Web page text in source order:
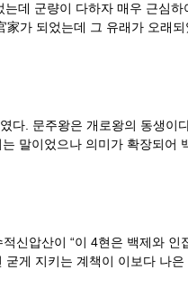
데 군량이 다하자 매우 근심
가 되었는데 그 유래가 오래
. 문주왕은 개로왕의 동생이
말이었으나 의미가 확장되어
신압산이 “이 4현은 백제와
게 지키는 계책이 이보다 나